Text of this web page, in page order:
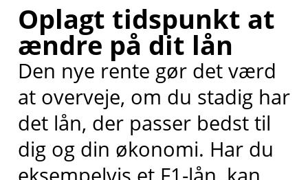
Oplagt tidspunkt at
ændre på dit lån
Den nye rente gør det værd
at overveje, om du stadig har
det lån, der passer bedst til
dig og din økonomi. Har du